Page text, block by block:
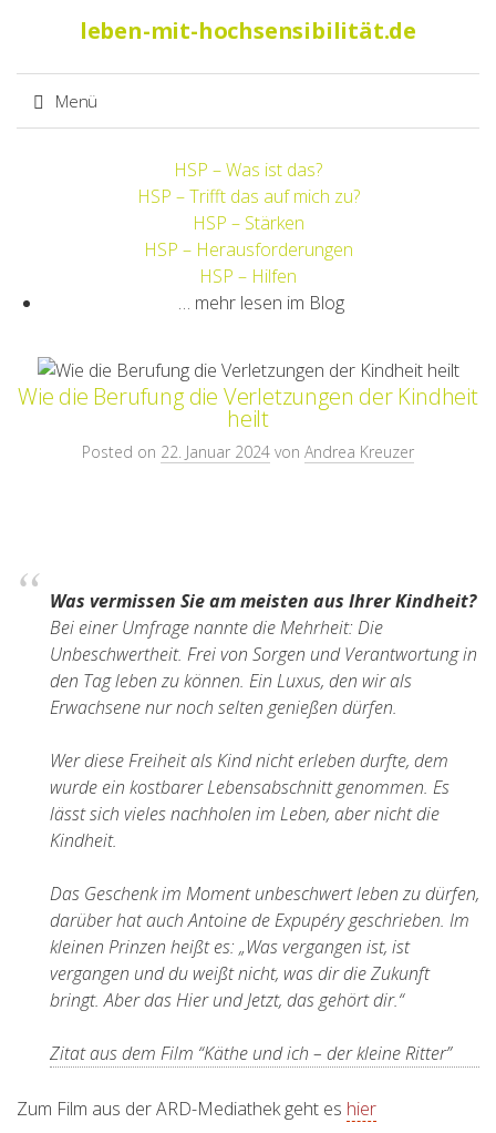
leben-mit-hochsensibilität.de
Menü
HSP – Was ist das?
HSP – Trifft das auf mich zu?
HSP – Stärken
HSP – Herausforderungen
HSP – Hilfen
… mehr lesen im Blog
Wie die Berufung die Verletzungen der Kindheit
heilt
Posted on 22. Januar 2024 von Andrea Kreuzer
Was vermissen Sie am meisten aus Ihrer Kindheit?
Bei einer Umfrage nannte die Mehrheit: Die
Unbeschwertheit. Frei von Sorgen und Verantwortung in
den Tag leben zu können. Ein Luxus, den wir als
Erwachsene nur noch selten genießen dürfen.
Wer diese Freiheit als Kind nicht erleben durfte, dem
wurde ein kostbarer Lebensabschnitt genommen. Es
lässt sich vieles nachholen im Leben, aber nicht die
Kindheit.
Das Geschenk im Moment unbeschwert leben zu dürfen,
darüber hat auch Antoine de Expupéry geschrieben. Im
kleinen Prinzen heißt es: „Was vergangen ist, ist
vergangen und du weißt nicht, was dir die Zukunft
bringt. Aber das Hier und Jetzt, das gehört dir.“
Zitat aus dem Film “Käthe und ich – der kleine Ritter”
Zum Film aus der ARD-Mediathek geht es hier